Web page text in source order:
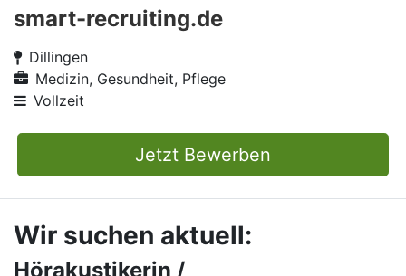
smart-recruiting.de
Dillingen
Medizin, Gesundheit, Pflege
Vollzeit
Jetzt Bewerben
Wir suchen aktuell:
Hörakustikerin /